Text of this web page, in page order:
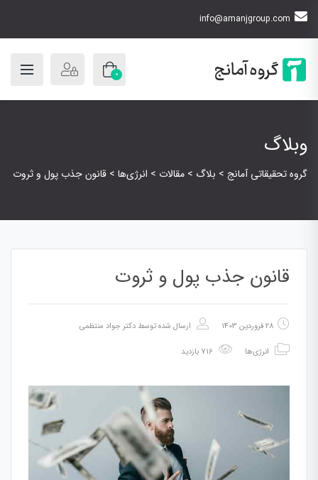
info@amanjgroup.com
0
وبلاگ
گروه تحقیقاتی آمانج > بلاگ > مقالات > انرژی‌ها > قانون جذب پول و ثروت
قانون جذب پول و ثروت
28 فروردین 1403 ارسال شده توسط دکتر جواد منتظمی
انرژی‌ها